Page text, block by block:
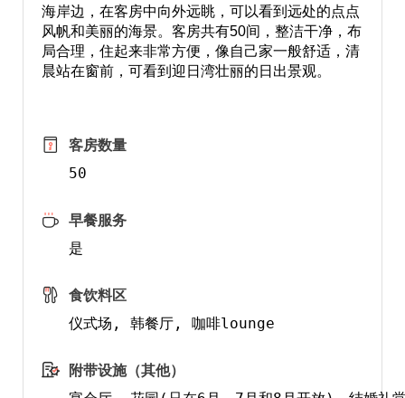
海岸边，在客房中向外远眺，可以看到远处的点点
风帆和美丽的海景。客房共有50间，整洁干净，布
局合理，住起来非常方便，像自己家一般舒适，清
晨站在窗前，可看到迎日湾壮丽的日出景观。
客房数量
50
早餐服务
是
食饮料区
仪式场, 韩餐厅, 咖啡lounge
附带设施（其他）